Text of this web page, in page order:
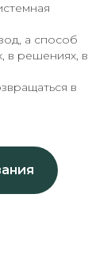
а способ
в решениях, в
в